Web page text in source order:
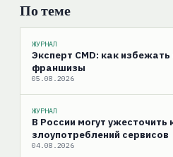
По теме
ЖУРНАЛ
Эксперт CMD: как
франшизы
05.08.2026
ЖУРНАЛ
В России могут ужесточить
злоупотреблений сервисов
04.08.2026